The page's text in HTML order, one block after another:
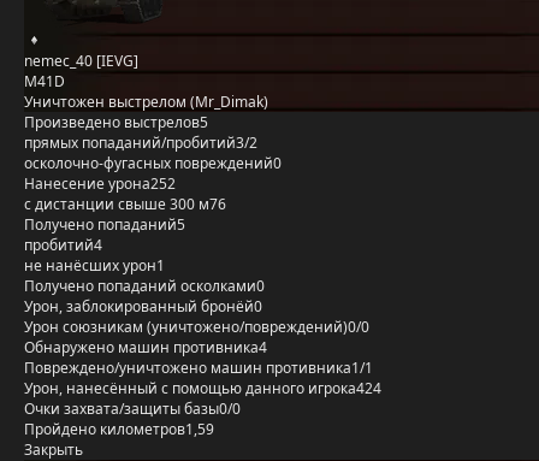
nemec_40 [IEVG]
M41D
Уничтожен выстрелом (Mr_Dimak)
Произведено выстрелов5
прямых попаданий/пробитий3/2
осколочно-фугасных повреждений0
Нанесение урона252
с дистанции свыше 300 м76
Получено попаданий5
пробитий4
не нанёсших урон1
Получено попаданий осколками0
Урон, заблокированный бронёй0
Урон союзникам (уничтожено/повреждений)0/0
Обнаружено машин противника4
Повреждено/уничтожено машин противника1/1
Урон, нанесённый с помощью данного игрока424
Очки захвата/защиты базы0/0
Пройдено километров1,59
Закрыть